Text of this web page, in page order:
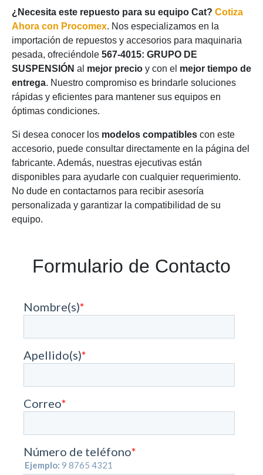
¿Necesita este repuesto para su equipo Cat? Cotiza
Ahora con Procomex. Nos especializamos en la
importación de repuestos y accesorios para maquinaria
pesada, ofreciéndole 567-4015: GRUPO DE
SUSPENSIÓN al mejor precio y con el mejor tiempo de
entrega. Nuestro compromiso es brindarle soluciones
rápidas y eficientes para mantener sus equipos en
óptimas condiciones.
Si desea conocer los modelos compatibles con este
accesorio, puede consultar directamente en la página del
fabricante. Además, nuestras ejecutivas están
disponibles para ayudarle con cualquier requerimiento.
No dude en contactarnos para recibir asesoría
personalizada y garantizar la compatibilidad de su
equipo.
Formulario de Contacto